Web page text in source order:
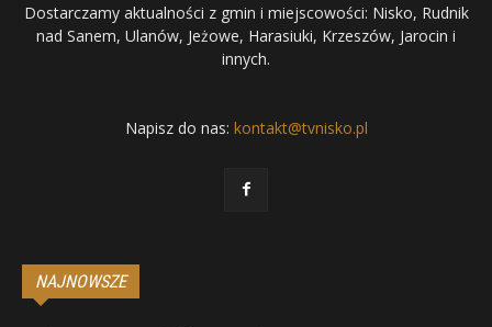
Dostarczamy aktualności z gmin i miejscowości: Nisko, Rudnik
nad Sanem, Ulanów, Jeżowe, Harasiuki, Krzeszów, Jarocin i
innych.
Napisz do nas: kontakt@tvnisko.pl
NAJNOWSZE